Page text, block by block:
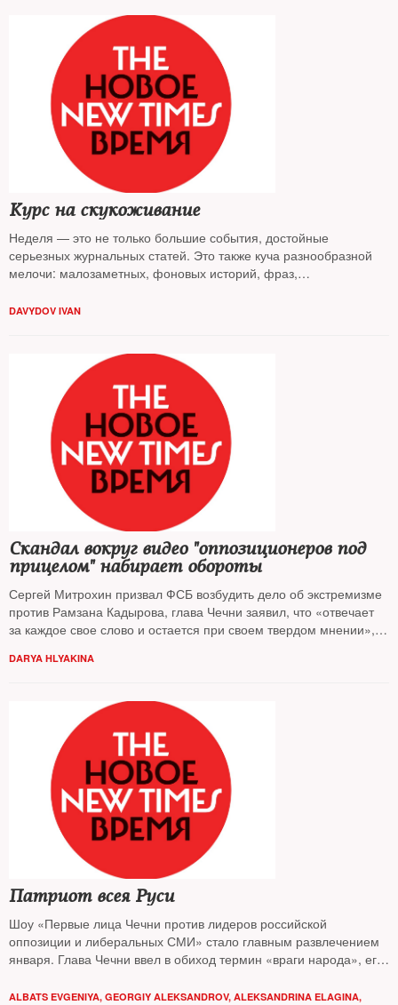
Курс на скукоживание
Неделя — это не только большие события, достойные
серьезных журнальных статей. Это также куча разнообразной
мелочи: малозаметных, фоновых историй, фраз,
второстепенными, но ярких. Или даже высказываний людей из
портрет эпохи тоже — не полон без мелких черт. Чтобы эти
черты сохранить, The New Times запускает новую рубрику —
«Мелочь»
DAVYDOV IVAN
Скандал вокруг видео "оппозиционеров под
прицелом" набирает обороты
Сергей Митрохин призвал ФСБ возбудить дело об экстремизме
против Рамзана Кадырова, глава Чечни заявил, что «отвечает
за каждое свое слово и остается при своем твердом мнении», а
угрозами убийства»
DARYA HLYAKINA
Патриот всея Руси
Шоу «Первые лица Чечни против лидеров российской
оппозиции и либеральных СМИ» стало главным развлечением
января. Глава Чечни ввел в обиход термин «враги народа», его
разрушении российского государства», а в Грозном прошел
ALBATS EVGENIYA, GEORGIY ALEKSANDROV, ALEKSANDRINA ELAGINA,